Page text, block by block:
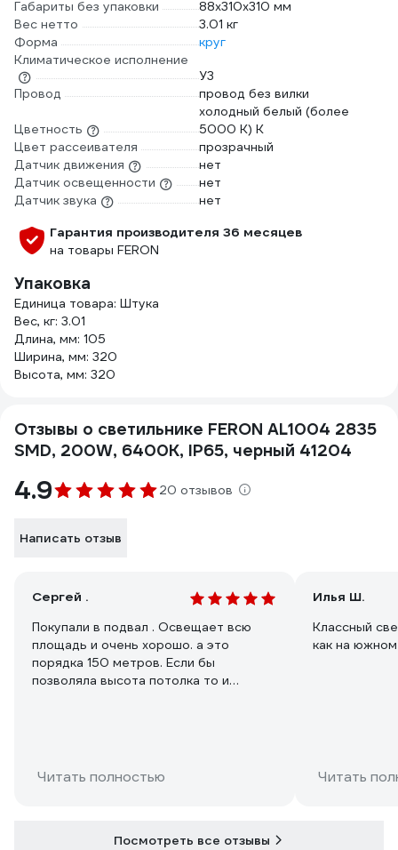
Габариты без упаковки
88х310х310 мм
Вес нетто
3.01 кг
Форма
круг
Климатическое исполнение
У3
Провод
провод без вилки
Цветность
холодный белый (более
5000 К) К
Цвет рассеивателя
прозрачный
Датчик движения
нет
Датчик освещенности
нет
Датчик звука
нет
Гарантия производителя 36 месяцев
на товары FERON
Упаковка
Единица товара: Штука
Вес, кг: 3.01
Длина, мм: 105
Ширина, мм: 320
Высота, мм: 320
Отзывы о светильнике FERON AL1004 2835
SMD, 200W, 6400K, IP65, черный 41204
4.9 20 отзывов
Написать отзыв
Сергей .
Покупали в подвал . Освещает всю
площадь и очень хорошо. а это
порядка 150 метров. Если бы
позволяла высота потолка то и
Читать полностью
Илья Ш.
Классный
как на
Читать
Посмотреть все отзывы